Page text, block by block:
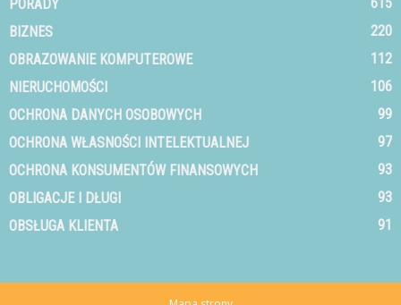
PORADY
BIZNES
220
OBRAZOWANIE KOMPUTEROWE
112
NIERUCHOMOŚCI
106
OCHRONA DANYCH OSOBOWYCH
99
OCHRONA WŁASNOŚCI INTELEKTUALNEJ
97
OCHRONA KONSUMENTÓW FINANSOWYCH
93
OBLIGACJE I DŁUGI
93
OBSŁUGA KLIENTA
91